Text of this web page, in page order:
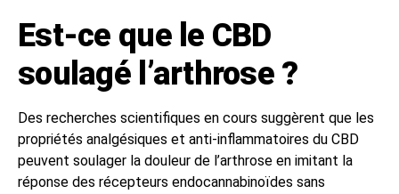
Est-ce que le CBD
soulagé l’arthrose ?
Des recherches scientifiques en cours suggèrent que les
propriétés analgésiques et anti-inflammatoires du CBD
peuvent soulager la douleur de l’arthrose en imitant la
réponse des récepteurs endocannabinoïdes sans